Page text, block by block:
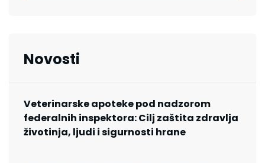
Novosti
Veterinarske apoteke pod nadzorom
federalnih inspektora: Cilj zaštita zdravlja
životinja, ljudi i sigurnosti hrane